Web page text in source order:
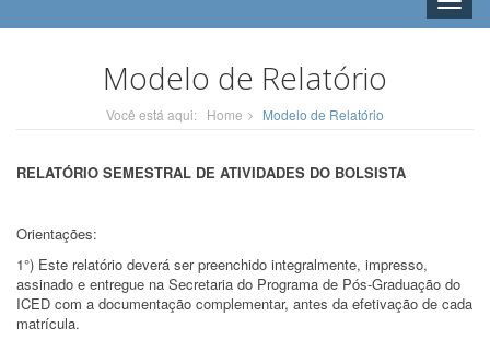
Modelo de Relatório
Você está aqui: Home Modelo de Relatório
RELATÓRIO SEMESTRAL DE ATIVIDADES DO BOLSISTA
Orientações:
1°) Este relatório deverá ser preenchido integralmente, impresso,
assinado e entregue na Secretaria do Programa de Pós-Graduação do
ICED com a documentação complementar, antes da efetivação de cada
matrícula.